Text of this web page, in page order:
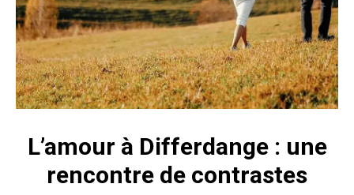
L’amour à Differdange : une
rencontre de contrastes